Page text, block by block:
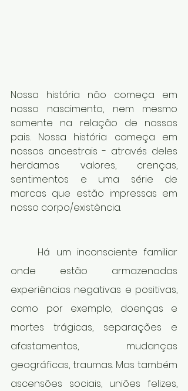
Nossa história não começa em
nosso nascimento, nem mesmo
somente na relação de nossos
pais. Nossa história começa em
nossos ancestrais - através deles
herdamos valores, crenças,
sentimentos e uma série de
marcas que estão impressas em
nosso corpo/existência.
onde estão armazenadas
experiências negativas e positivas,
como por exemplo, doenças e
mortes trágicas, separações e
afastamentos, mudanças
geográficas, traumas. Mas também
ascensões sociais, uniões felizes,